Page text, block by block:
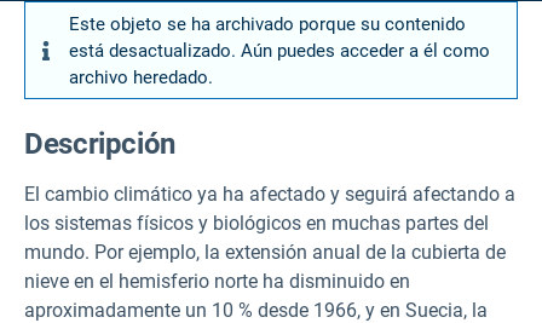
Este objeto se ha archivado porque su contenido
está desactualizado. Aún puedes acceder a él como
archivo heredado.
Descripción
El cambio climático ya ha afectado y seguirá afectando a
los sistemas físicos y biológicos en muchas partes del
mundo. Por ejemplo, la extensión anual de la cubierta de
nieve en el hemisferio norte ha disminuido en
aproximadamente un 10 % desde 1966, y en Suecia, la